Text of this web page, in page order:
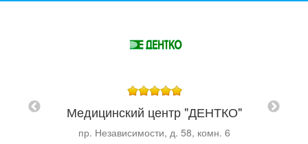
Медицинский центр "ДЕНТКО"
пр. Независимости, д. 58, комн. 6